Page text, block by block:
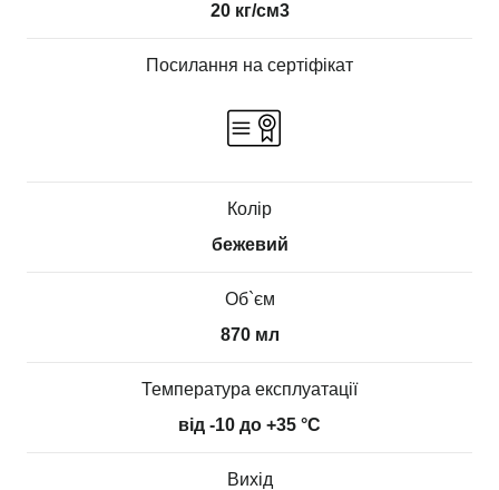
20 кг/см3
Посилання на сертіфікат
Колір
бежевий
Об`єм
870 мл
Температура експлуатації
від -10 до +35 °С
Вихід